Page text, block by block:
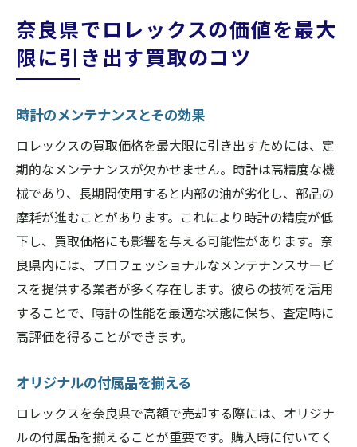
奈良県でロレックスの価値を最大
限に引き出す買取のコツ
時計のメンテナンスとその効果
ロレックスの買取価格を最大限に引き出すためには、定
期的なメンテナンスが欠かせません。時計は高精度な機
械であり、長期間使用すると内部の油が劣化し、部品の
摩耗が進むことがあります。これにより時計の精度が低
下し、買取価格にも影響を与える可能性があります。奈
良県内には、プロフェッショナルなメンテナンスサービ
スを提供する業者が多く存在します。彼らの技術を活用
することで、時計の性能を最適な状態に保ち、査定時に
高評価を得ることができます。
オリジナルの付属品を揃える
ロレックスを奈良県で高額で売却する際には、オリジナ
ルの付属品を揃えることが重要です。購入時に付いてく